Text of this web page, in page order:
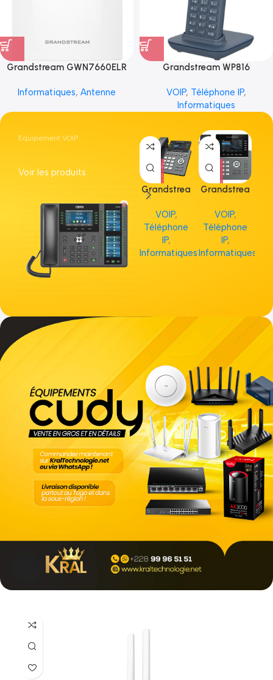
Grandstream GWN7660ELR
Informatiques, Antenne
Grandstream WP816
VOIP, Téléphone IP,
Informatiques
Equipement VOIP
Voir les produits
Grandstrea
m GRP2613
VOIP,
Téléphone
IP,
Informatiques
Grandstrea
VOIP,
Téléphone
IP,
Informatiques